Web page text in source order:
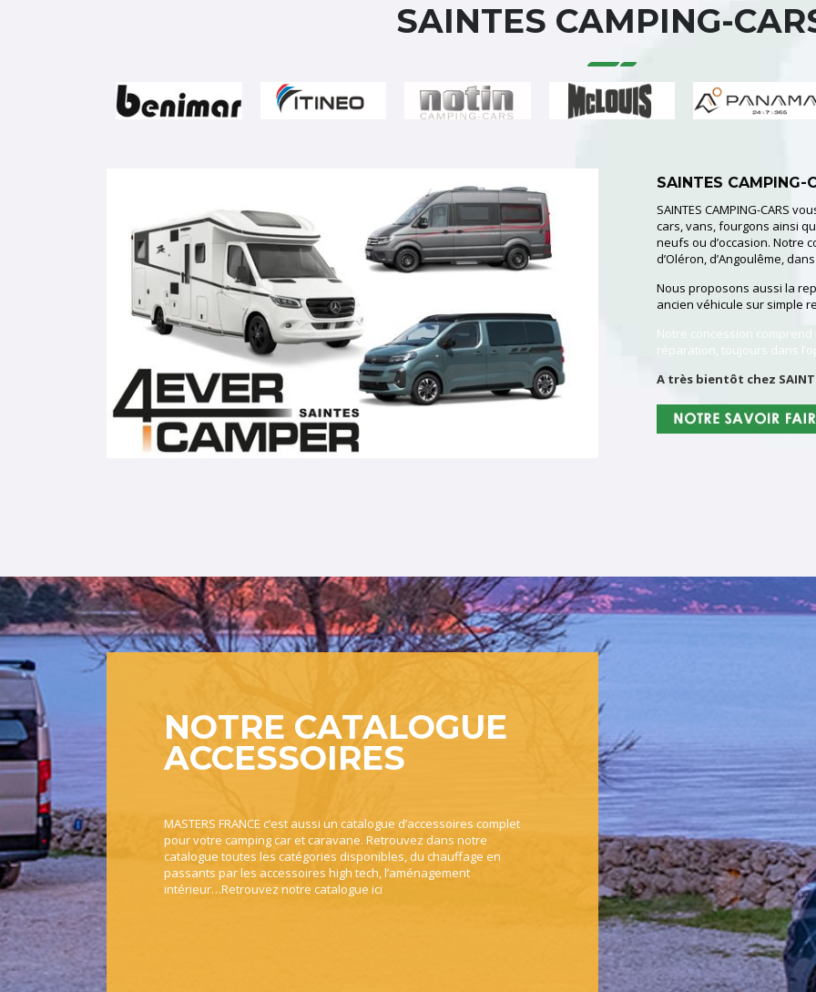
SAINTES CAMPING-
SAINTES CAMPING-
SAINTES CAMPING-CARS
cars, vans, fourgons ainsi
neufs ou d’occasion. Notre
d’Oléron, d’Angoulême,
Nous proposons aussi la
ancien véhicule sur simple
Notre concession
réparation, toujours dans
A très bientôt chez
NOTRE CATALOGUE
ACCESSOIRES
MASTERS FRANCE c’est aussi un catalogue d’accessoires complet
pour votre camping car et caravane. Retrouvez dans notre
catalogue toutes les catégories disponibles, du chauffage en
passants par les accessoires high tech, l’aménagement
intérieur…Retrouvez notre catalogue ici